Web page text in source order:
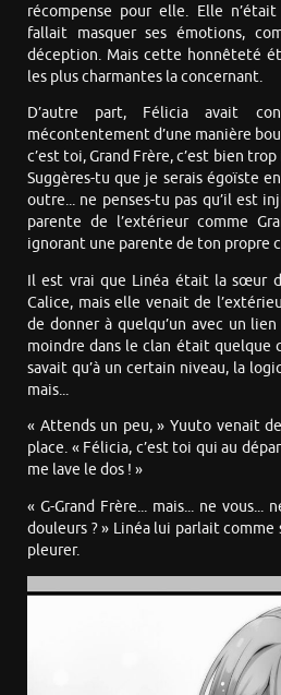
récompense pour elle. Elle
fallait masquer ses émotions,
déception. Mais cette honnêteté
les plus charmantes la concernant.
D’autre part, Félicia avait
mécontentement d’une manière
c’est toi, Grand Frère, c’est bien
Suggères-tu que je serais égoïste
outre... ne penses-tu pas qu’il est
parente de l’extérieur comme
ignorant une parente de ton propre
Il est vrai que Linéa était la sœur
Calice, mais elle venait de
de donner à quelqu’un avec un
moindre dans le clan était quelque
savait qu’à un certain niveau, la
mais...
« Attends un peu, » Yuuto venait
place. « Félicia, c’est toi qui au
me lave le dos ! »
« G-Grand Frère... mais... ne vous...
douleurs ? » Linéa lui parlait
pleurer.